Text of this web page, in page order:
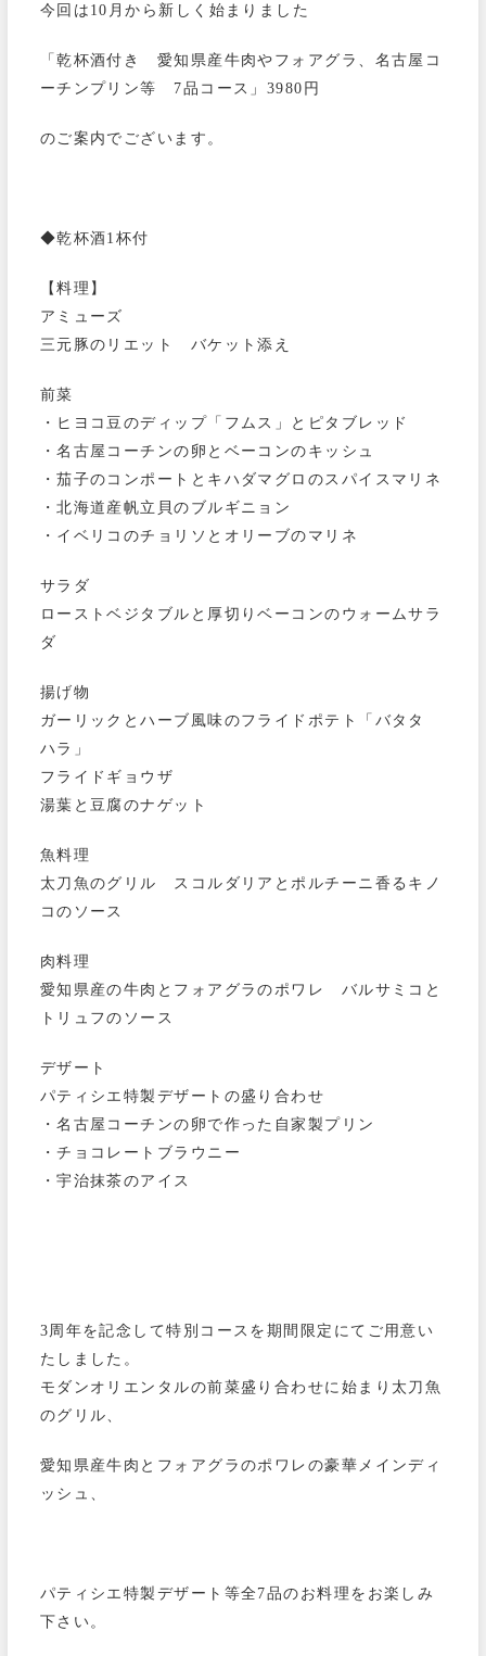
今回は10月から新しく始まりました
「乾杯酒付き 愛知県産牛肉やフォアグラ、名古屋コ
ーチンプリン等 7品コース」3980円
のご案内でございます。
◆乾杯酒1杯付
【料理】
アミューズ
三元豚のリエット バケット添え
前菜
・ヒヨコ豆のディップ「フムス」とピタブレッド
・名古屋コーチンの卵とベーコンのキッシュ
・茄子のコンポートとキハダマグロのスパイスマリネ
・北海道産帆立貝のブルギニョン
・イベリコのチョリソとオリーブのマリネ
サラダ
ローストベジタブルと厚切りベーコンのウォームサラ
ダ
揚げ物
ガーリックとハーブ風味のフライドポテト「バタタ
ハラ」
フライドギョウザ
湯葉と豆腐のナゲット
魚料理
太刀魚のグリル スコルダリアとポルチーニ香るキノ
コのソース
肉料理
愛知県産の牛肉とフォアグラのポワレ バルサミコと
トリュフのソース
デザート
パティシエ特製デザートの盛り合わせ
・名古屋コーチンの卵で作った自家製プリン
・チョコレートブラウニー
・宇治抹茶のアイス
3周年を記念して特別コースを期間限定にてご用意い
たしました。
モダンオリエンタルの前菜盛り合わせに始まり太刀魚
のグリル、
愛知県産牛肉とフォアグラのポワレの豪華メインディ
ッシュ、
パティシエ特製デザート等全7品のお料理をお楽しみ
下さい。